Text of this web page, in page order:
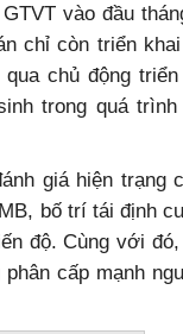
vào đầu
chỉ còn triển
chủ động triển
trong quá
giá hiện trạng
bố trí tái định
độ. Cùng với
cấp mạnh